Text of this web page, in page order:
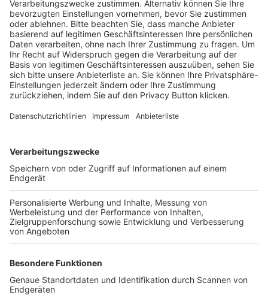
Schulungsangebot Vereinsmitarbeiter
BFV-Geschäftsstellen
Trainerbörse
Login SpielPlus
FOLGE DEM BFV
TOP-VEREINE
TOP-PARTNER